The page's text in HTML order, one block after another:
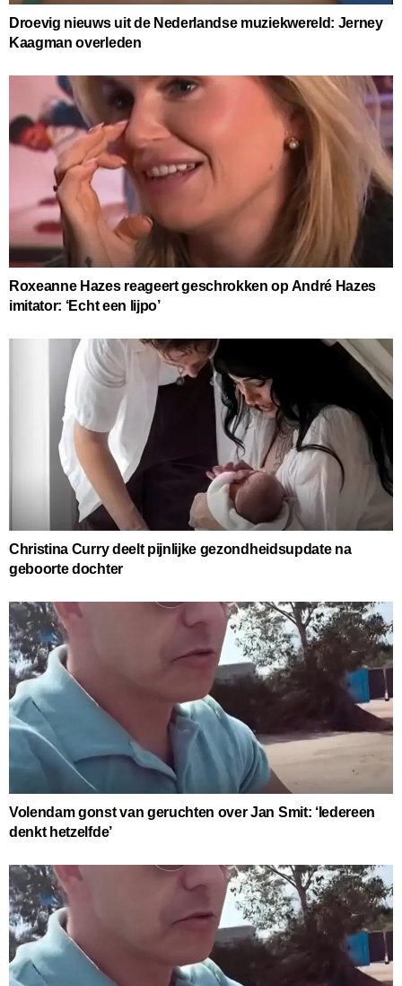
Droevig nieuws uit de Nederlandse muziekwereld: Jerney
Kaagman overleden
Roxeanne Hazes reageert geschrokken op André Hazes
imitator: ‘Echt een lijpo’
Christina Curry deelt pijnlijke gezondheidsupdate na
geboorte dochter
Volendam gonst van geruchten over Jan Smit: ‘Iedereen
denkt hetzelfde’